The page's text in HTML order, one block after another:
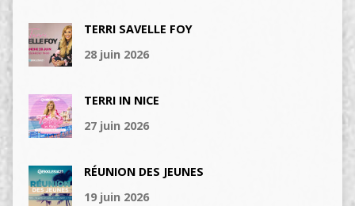
TERRI SAVELLE FOY
28 juin 2026
TERRI IN NICE
27 juin 2026
RÉUNION DES JEUNES
19 juin 2026